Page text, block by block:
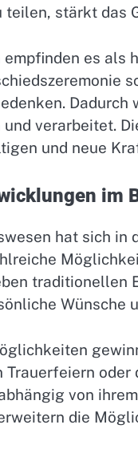
teilen, stärkt das
es als
verarbeitet.
und neue
im
hat sich in
traditionellen
Wünsche
Trauerfeiern
von
die